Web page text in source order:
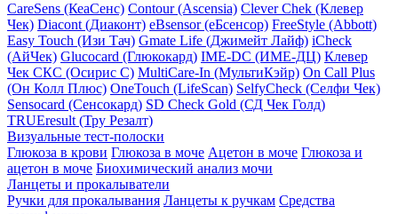
CareSens (КеаСенс) Contour (Ascensia) Clever Chek (Клевер
Чек) Diacont (Диаконт) eBsensor (еБсенсор) FreeStyle (Abbott)
Easy Touch (Изи Тач) Gmate Life (Джимейт Лайф) iCheck
(АйЧек) Glucocard (Глюкокард) IME-DC (ИМЕ-ДЦ) Клевер
Чек СКС (Осирис С) MultiCare-In (МультиКэйр) On Call Plus
(Он Колл Плюс) OneTouch (LifeScan) SelfyCheck (Селфи Чек)
Sensocard (Сенсокард) SD Check Gold (СД Чек Голд)
TRUEresult (Тру Резалт)
Визуальные тест-полоски
Глюкоза в крови Глюкоза в моче Ацетон в моче Глюкоза и
ацетон в моче Биохимический анализ мочи
Ланцеты и прокалыватели
Ручки для прокалывания Ланцеты к ручкам Средства